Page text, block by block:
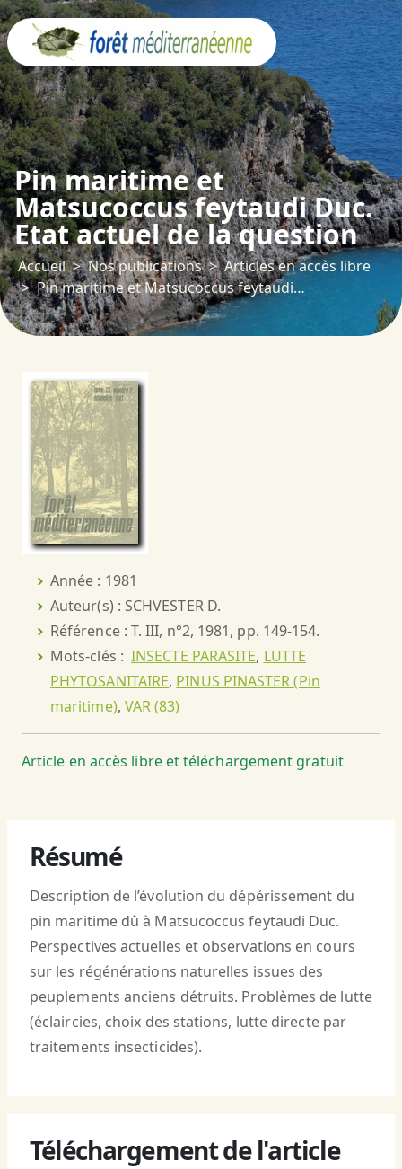
Pin maritime et
Matsucoccus feytaudi Duc.
Etat actuel de la question
Accueil Nos publications
Articles en accès libre
Pin maritime et Matsucoccus feytaudi Duc. Etat actuel de la question
Année : 1981
Auteur(s) : SCHVESTER D.
Référence : T. III, n°2, 1981, pp. 149-154.
Mots-clés :INSECTE PARASITE, LUTTE
PHYTOSANITAIRE, PINUS PINASTER (Pin
maritime), VAR (83)
Article en accès libre et téléchargement gratuit
Résumé
Description de l’évolution du dépérissement du
pin maritime dû à Matsucoccus feytaudi Duc.
Perspectives actuelles et observations en cours
sur les régénérations naturelles issues des
peuplements anciens détruits. Problèmes de lutte
(éclaircies, choix des stations, lutte directe par
traitements insecticides).
Téléchargement de l'article
Panneau de gestion des cookies